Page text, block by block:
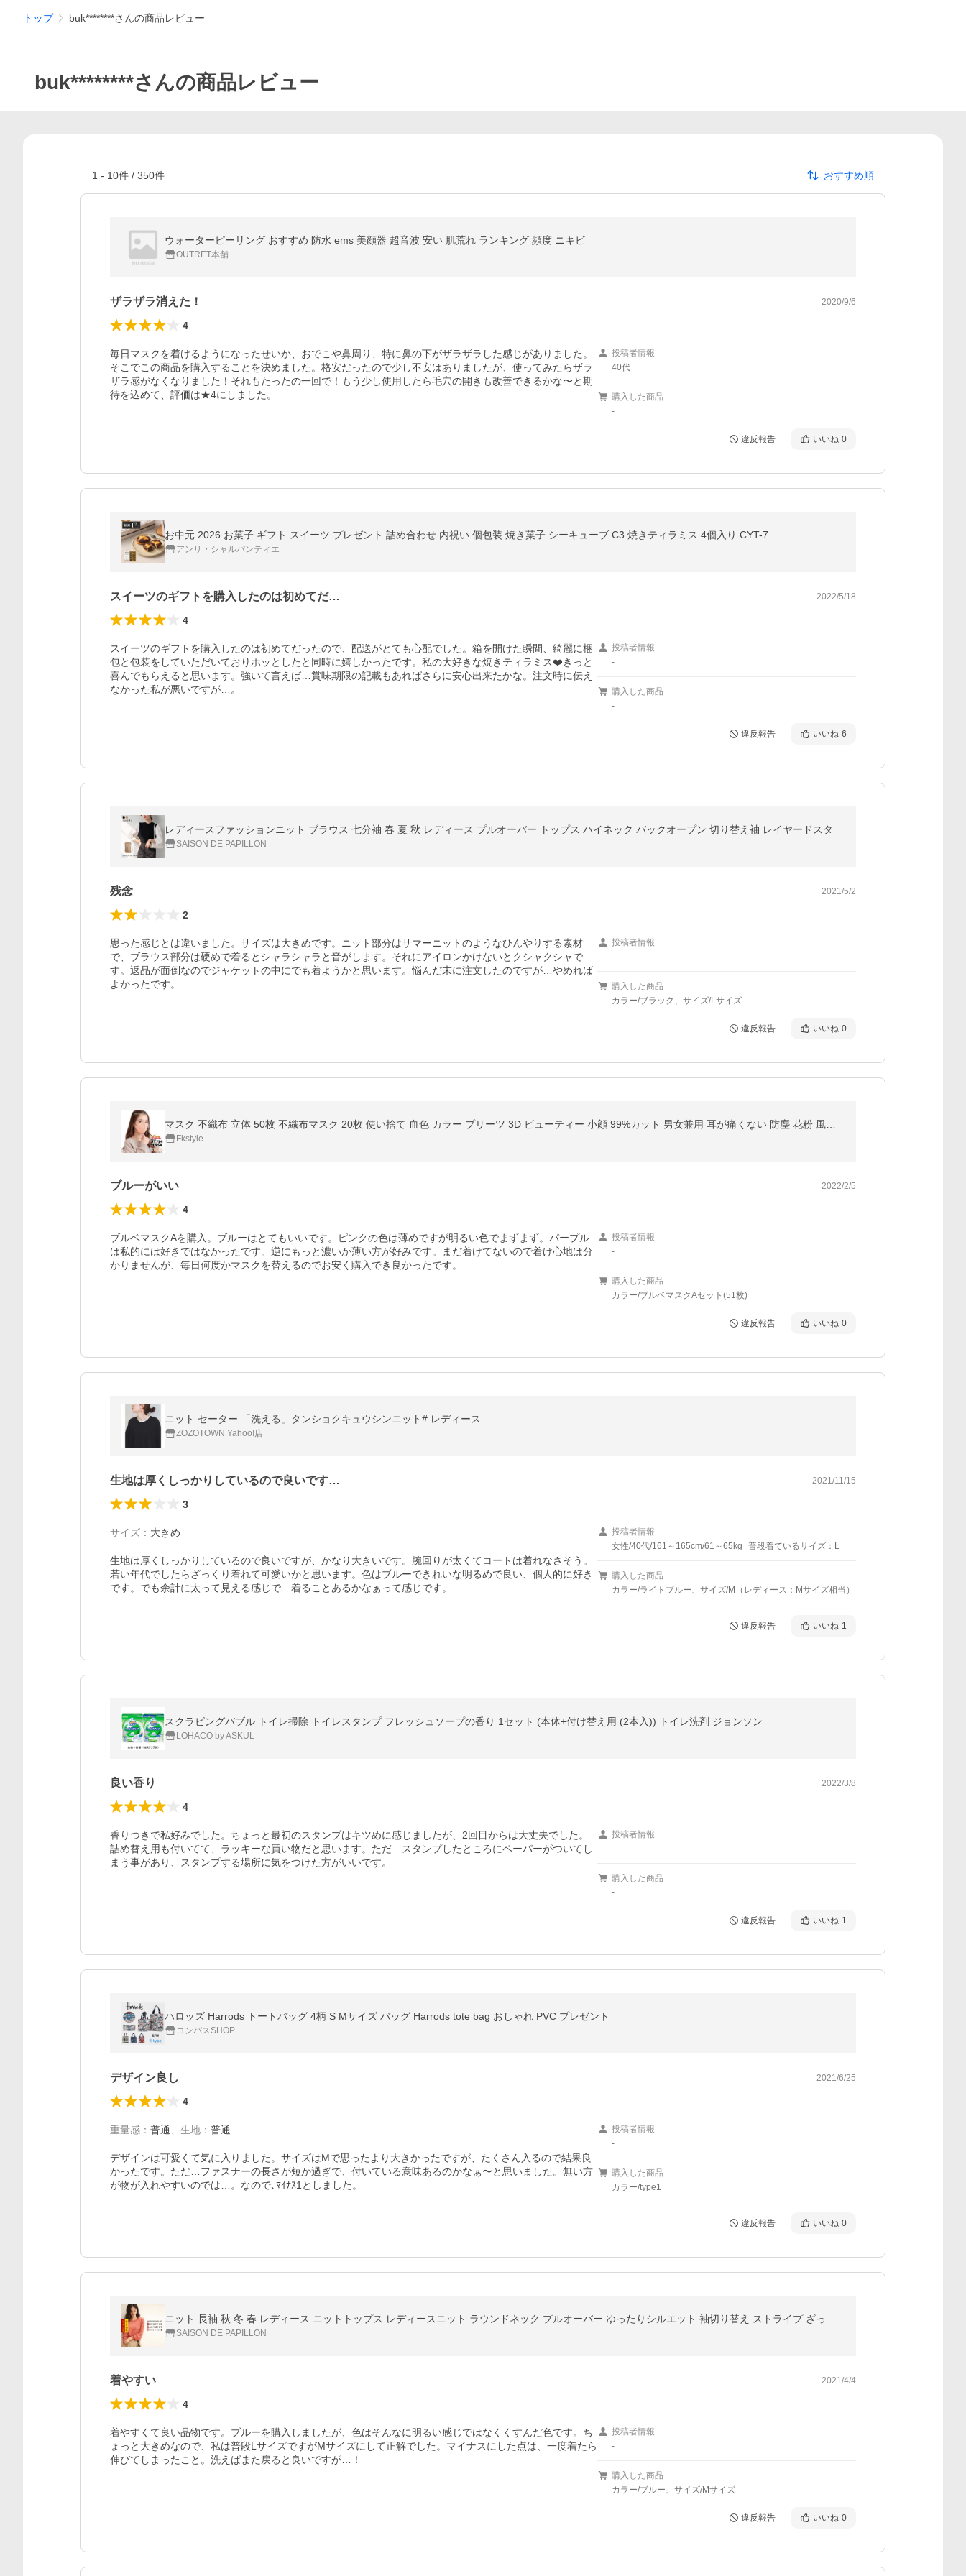
トップ buk********さんの商品レビュー
buk********さんの商品レビュー
1 - 10件 / 350件 おすすめ順
ウォーターピーリング おすすめ 防水 ems 美顔器 超音波 安い 肌荒れ ランキング 頻度 ニキビ
OUTRET本舗
ザラザラ消えた！ 2020/9/6
4
毎日マスクを着けるようになったせいか、おでこや鼻周り、特に鼻の下がザラザラした感じがありました。
そこでこの商品を購入することを決めました。格安だったので少し不安はありましたが、使ってみたらザラ
ザラ感がなくなりました！それもたったの一回で！もう少し使用したら毛穴の開きも改善できるかな〜と期
待を込めて、評価は★4にしました。
投稿者情報
40代
購入した商品
-
違反報告 いいね 0
お中元 2026 お菓子 ギフト スイーツ プレゼント 詰め合わせ 内祝い 個包装 焼き菓子 シーキューブ C3 焼きティラミス 4個入り CYT-7
アンリ・シャルパンティエ
スイーツのギフトを購入したのは初めてだ… 2022/5/18
4
スイーツのギフトを購入したのは初めてだったので、配送がとても心配でした。箱を開けた瞬間、綺麗に梱
包と包装をしていただいておりホッとしたと同時に嬉しかったです。私の大好きな焼きティラミス❤️きっと
喜んでもらえると思います。強いて言えば…賞味期限の記載もあればさらに安心出来たかな。注文時に伝え
なかった私が悪いですが…。
投稿者情報
-
購入した商品
-
違反報告 いいね 6
レディースファッションニット ブラウス 七分袖 春 夏 秋 レディース プルオーバー トップス ハイネック バックオープン 切り替え袖 レイヤードスタ
SAISON DE PAPILLON
残念 2021/5/2
2
思った感じとは違いました。サイズは大きめです。ニット部分はサマーニットのようなひんやりする素材
で、ブラウス部分は硬めで着るとシャラシャラと音がします。それにアイロンかけないとクシャクシャで
す。返品が面倒なのでジャケットの中にでも着ようかと思います。悩んだ末に注文したのですが…やめれば
よかったです。
投稿者情報
-
購入した商品
カラー/ブラック、サイズ/Lサイズ
違反報告 いいね 0
Fkstyle
ブルーがいい 2022/2/5
4
ブルベマスクAを購入。ブルーはとてもいいです。ピンクの色は薄めですが明るい色でまずまず。パープル
は私的には好きではなかったです。逆にもっと濃いか薄い方が好みです。まだ着けてないので着け心地は分
かりませんが、毎日何度かマスクを替えるのでお安く購入でき良かったです。
投稿者情報
-
購入した商品
カラー/ブルベマスクAセット(51枚)
違反報告 いいね 0
ニット セーター 「洗える」タンショクキュウシンニット# レディース
ZOZOTOWN Yahoo!店
生地は厚くしっかりしているので良いです… 2021/11/15
3
サイズ ： 大きめ
生地は厚くしっかりしているので良いですが、かなり大きいです。腕回りが太くてコートは着れなさそう。
若い年代でしたらざっくり着れて可愛いかと思います。色はブルーできれいな明るめで良い、個人的に好き
です。でも余計に太って見える感じで…着ることあるかなぁって感じです。
投稿者情報
女性/40代/161～165cm/61～65kg
普段着ているサイズ：L
購入した商品
カラー/ライトブルー、サイズ/M（レディース：Mサイズ相当）
違反報告 いいね 1
スクラビングバブル トイレ掃除 トイレスタンプ フレッシュソープの香り 1セット (本体+付け替え用 (2本入)) トイレ洗剤 ジョンソン
LOHACO by ASKUL
良い香り 2022/3/8
4
香りつきで私好みでした。ちょっと最初のスタンプはキツめに感じましたが、2回目からは大丈夫でした。
詰め替え用も付いてて、ラッキーな買い物だと思います。ただ…スタンプしたところにペーパーがついてし
まう事があり、スタンプする場所に気をつけた方がいいです。
投稿者情報
-
購入した商品
-
違反報告 いいね 1
ハロッズ Harrods トートバッグ 4柄 S Mサイズ バッグ Harrods tote bag おしゃれ PVC プレゼント
コンパスSHOP
デザイン良し 2021/6/25
4
重量感 ： 普通 生地 ： 普通
デザインは可愛くて気に入りました。サイズはMで思ったより大きかったですが、たくさん入るので結果良
かったです。ただ…ファスナーの長さが短か過ぎで、付いている意味あるのかなぁ〜と思いました。無い方
が物が入れやすいのでは…。なので､ﾏｲﾅｽ1としました。
投稿者情報
-
購入した商品
カラー/type1
違反報告 いいね 0
ニット 長袖 秋 冬 春 レディース ニットトップス レディースニット ラウンドネック プルオーバー ゆったりシルエット 袖切り替え ストライプ ざっ
SAISON DE PAPILLON
着やすい 2021/4/4
4
着やすくて良い品物です。ブルーを購入しましたが、色はそんなに明るい感じではなくくすんだ色です。ち
ょっと大きめなので、私は普段LサイズですがMサイズにして正解でした。マイナスにした点は、一度着たら
伸びてしまったこと。洗えばまた戻ると良いですが…！
投稿者情報
-
購入した商品
カラー/ブルー、サイズ/Mサイズ
違反報告 いいね 0